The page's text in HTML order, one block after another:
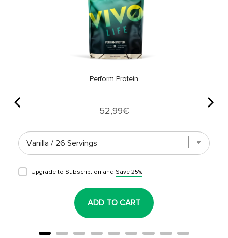
Perform Protein
Price
52,99€
Upgrade to Subscription and Save 25%
ADD TO CART